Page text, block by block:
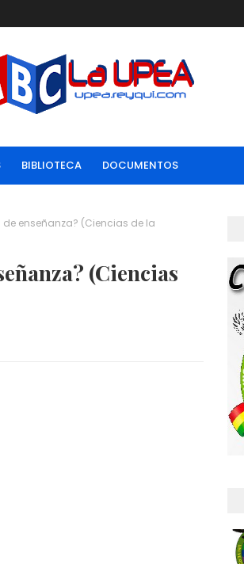
BIBLIOTECA DOCUMENTOS
enseñanza? (Ciencias de la
(Ciencias